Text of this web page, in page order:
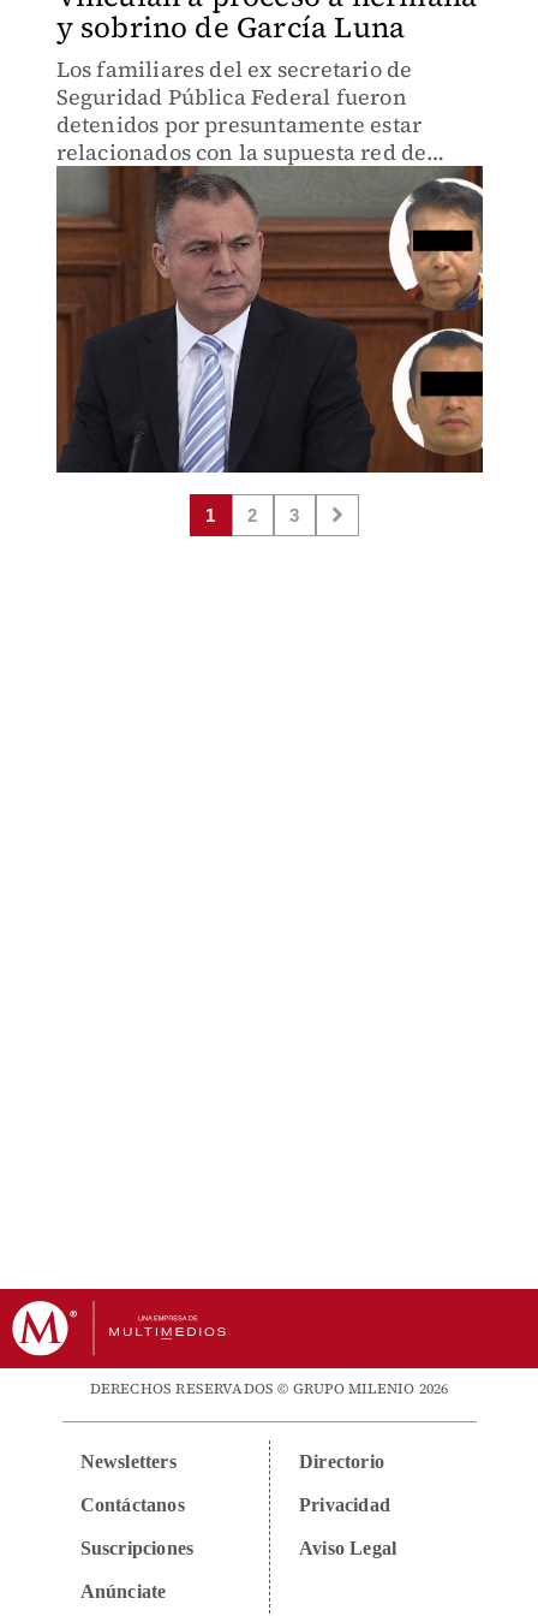
y sobrino de García Luna
Los familiares del ex secretario de
Seguridad Pública Federal fueron
detenidos por presuntamente estar
relacionados con la supuesta red de
corrupción.
1 2 3
DERECHOS RESERVADOS © GRUPO MILENIO 2026
Newsletters
Contáctanos
Suscripciones
Anúnciate
Directorio
Privacidad
Aviso Legal